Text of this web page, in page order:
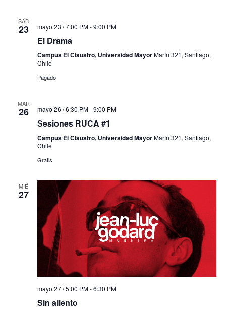
SÁB
23 mayo 23 / 7:00 PM-9:00 PM
El Drama
Campus El Claustro, Universidad MayorMarín 321, Santiago,
Chile
Pagado
MAR
26 mayo 26 / 6:30 PM-9:00 PM
Sesiones RUCA #1
Campus El Claustro, Universidad MayorMarín 321, Santiago,
Chile
Gratis
MIÉ
27
mayo 27 / 5:00 PM-6:30 PM
Sin aliento